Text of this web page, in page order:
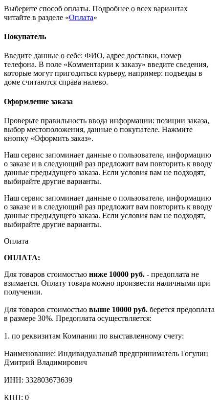
Выберите способ оплаты. Подробнее о всех вариантах
читайте в разделе «Оплата»
Покупатель
Введите данные о себе: ФИО, адрес доставки, номер
телефона. В поле «Комментарии к заказу» введите сведения,
которые могут пригодиться курьеру, например: подъезды в
доме считаются справа налево.
Оформление заказа
Проверьте правильность ввода информации: позиции заказа,
выбор местоположения, данные о покупателе. Нажмите
кнопку «Оформить заказ».
Наш сервис запоминает данные о пользователе, информацию
о заказе и в следующий раз предложит вам повторить к вводу
данные предыдущего заказа. Если условия вам не подходят,
выбирайте другие варианты.
Наш сервис запоминает данные о пользователе, информацию
о заказе и в следующий раз предложит вам повторить к вводу
данные предыдущего заказа. Если условия вам не подходят,
выбирайте другие варианты.
Оплата
ОПЛАТА:
Для товаров стоимостью ниже 10000 руб. - предоплата не
взимается. Оплату товара можно произвести наличными при
получении.
Для товаров стоимостью выше 10000 руб. берется предоплата
в размере 30%. Предоплата осуществляется:
1. по реквизитам Компании по выставленному счету:
Наименование: Индивидуальный предприниматель Гогулин
Дмитрий Владимирович
ИНН: 332803673639
КПП: 0